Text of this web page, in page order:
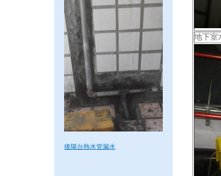
後陽台熱水管漏水
地下室